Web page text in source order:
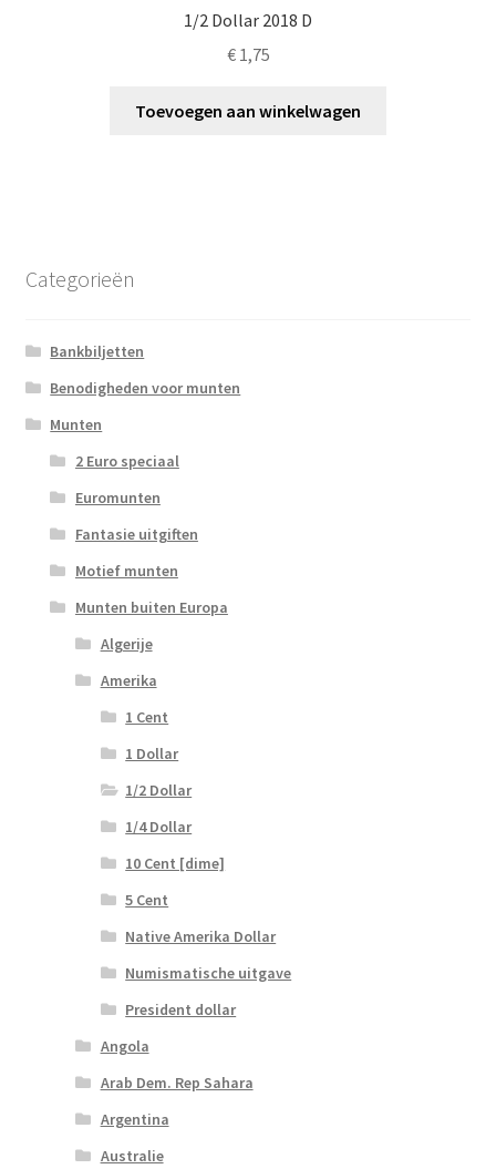
1/2 Dollar 2018 D
€1,75
Toevoegen aan winkelwagen
Categorieën
Bankbiljetten
Benodigheden voor munten
Munten
2 Euro speciaal
Euromunten
Fantasie uitgiften
Motief munten
Munten buiten Europa
Algerije
Amerika
1 Cent
1 Dollar
1/2 Dollar
1/4 Dollar
10 Cent [dime]
5 Cent
Native Amerika Dollar
Numismatische uitgave
President dollar
Angola
Arab Dem. Rep Sahara
Argentina
Australie